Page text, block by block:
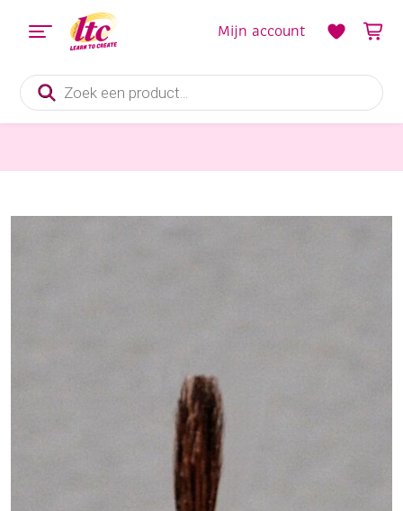
Producten
zoeken
Mijn account